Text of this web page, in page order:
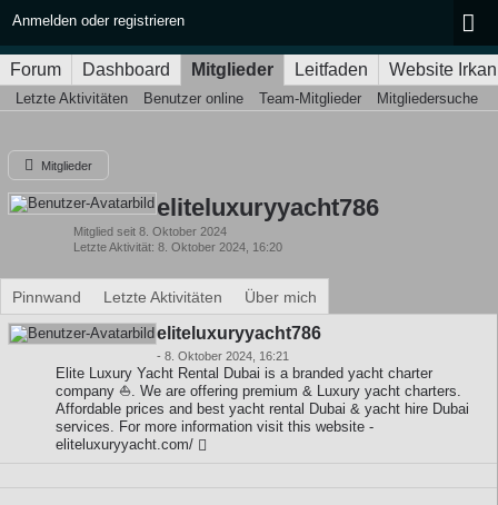
Anmelden oder registrieren
Forum Dashboard Mitglieder Leitfaden Website
Letzte Aktivitäten Benutzer online Team-Mitglieder Mitgliedersuche
Mitglieder
eliteluxuryyacht786
Mitglied seit 8. Oktober 2024
Letzte Aktivität 8. Oktober 2024, 16:20
Pinnwand Letzte Aktivitäten Über mich
eliteluxuryyacht786
- 8. Oktober 2024, 16:21
Elite Luxury Yacht Rental Dubai is a branded yacht charter
company ⛵. We are offering premium & Luxury yacht charters.
Affordable prices and best yacht rental Dubai & yacht hire Dubai
services. For more information visit this website -
eliteluxuryyacht.com/